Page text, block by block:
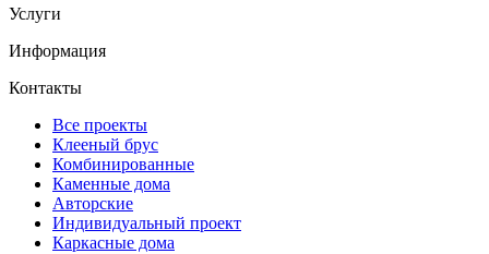
Услуги
Информация
Контакты
Все проекты
Клееный брус
Комбинированные
Каменные дома
Авторские
Индивидуальный проект
Каркасные дома